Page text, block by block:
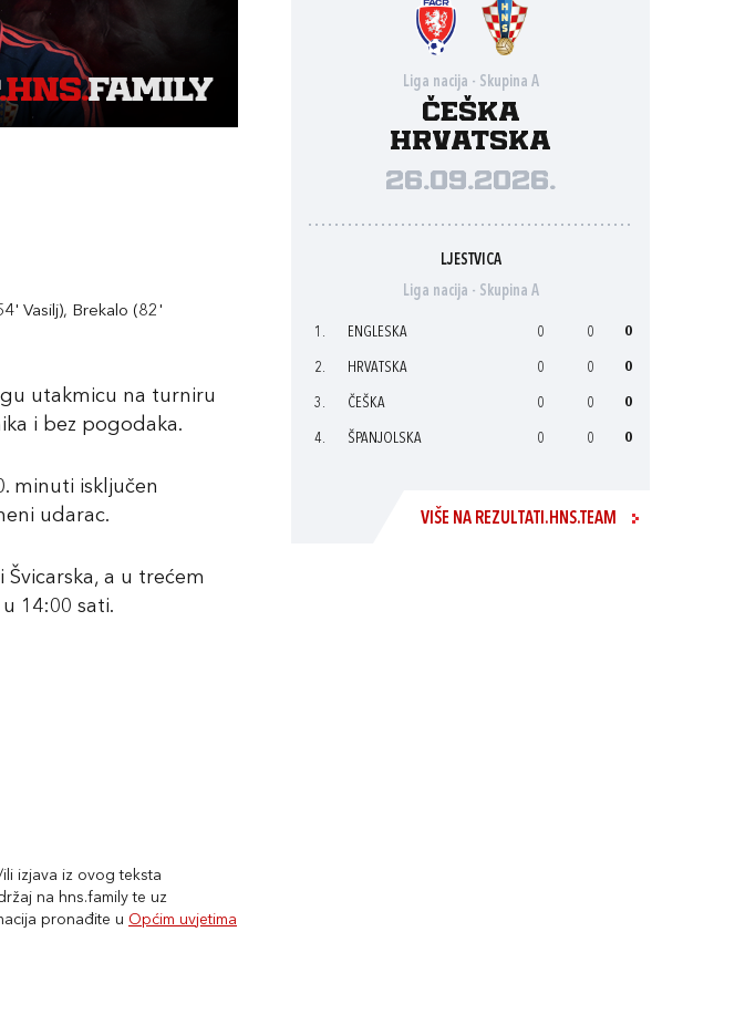
Vasilj), Brekalo (82'
utakmicu na turniru
i bez pogodaka.
minuti isključen
udarac.
a u trećem
14:00 sati.
izjava iz ovog teksta
na hns.family te uz
pronađite u Općim uvjetima
Liga nacija - Skupina A
Češka
Hrvatska
26.09.2026.
LJESTVICA
Liga nacija - Skupina A
1. ENGLESKA 0 0 0
2. HRVATSKA 0 0 0
3. ČEŠKA 0 0 0
4. ŠPANJOLSKA 0 0 0
VIŠE NA REZULTATI.HNS.TEAM